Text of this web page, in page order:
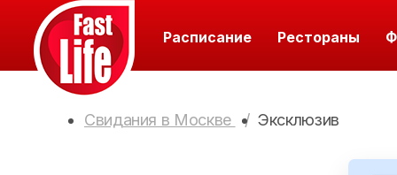
Расписание Рестораны
Свидания в Москве Эксклюзив